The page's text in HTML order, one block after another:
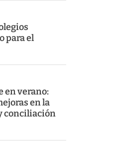
para el
en verano:
en la
conciliación